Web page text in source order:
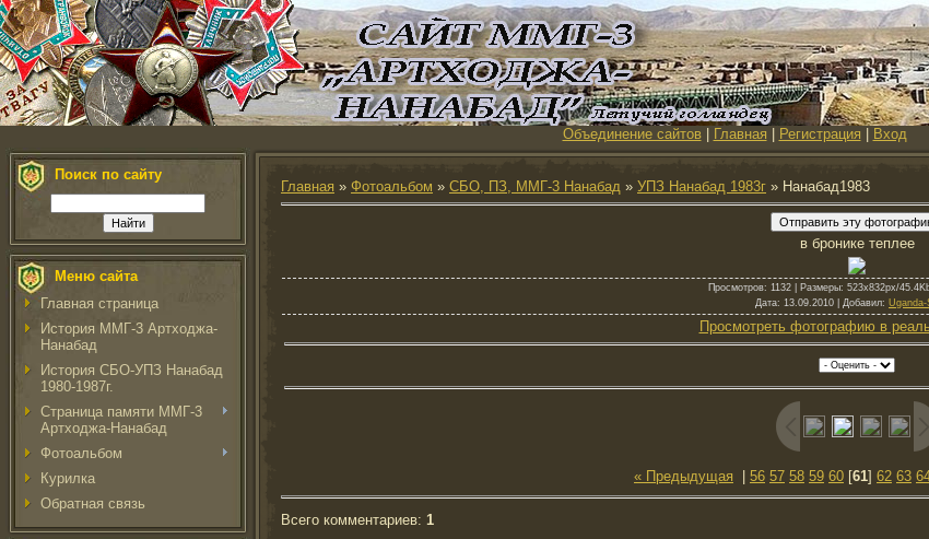
Объединение сайтов| Главная Регистрация Вход
Поиск по сайту
Меню сайта
Главная страница
История ММГ-3 Артходжа-
Нанабад
История СБО-УПЗ Нанабад
1980-1987г.
Страница памяти ММГ-3
Артходжа-Нанабад
Фотоальбом
Курилка
Обратная связь
Главная » Фотоальбом » СБО, ПЗ, ММГ-3 Нанабад » УПЗ Нанабад 1983г » Нанабад1983
в бронике теплее
Просмотров: 1132 | Размеры: 523x832px/
Дата: 13.09.2010 | Добавил: Uganda-
Просмотреть фотографию в
« Предыдущая 56 57 58 59 60 [61] 62 63
Всего комментариев: 1